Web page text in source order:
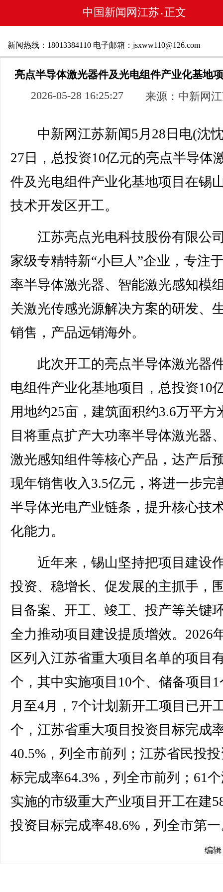
中国新闻网江苏 • 正文
新闻热线：18013384110 电子邮箱：jsxww110@126.com
亮点半导体激光器件及光电组件产业化基地
2026-05-28 16:25:27 来源：中新网
中新网江苏新闻5月28日电(沈
27日，总投资10亿元的亮点半导体
件及光电组件产业化基地项目在锡
技术开发区开工。
江苏亮点光电科技股份有限公
家级专精特新“小巨人”企业，专注
率半导体激光器、智能激光感知模
关激光传感光源解决方案的研发、
销售，产品远销海外。
此次开工的亮点半导体激光器
电组件产业化基地项目，总投资10
用地约25亩，建筑面积约3.6万平方
目将重点扩产大功率半导体激光器
激光感知组件等核心产品，达产后
现年销售收入3.5亿元，将进一步完
半导体光电产业链条，提升核心技
化能力。
近年来，锡山坚持把项目建设
投资、稳增长、促发展的主抓手，
目备案、开工、竣工、投产等关键
全力推动项目建设提质增效。2026
区列入江苏省重大项目名单的项目
个，其中实施项目10个、储备项目1
月至4月，7个计划新开工项目已开
个，江苏省重大项目投资目标完成
40.5%，列全市前列；江苏省民投
标完成率64.3%，列全市前列；61
实施的市级重大产业项目开工在建
投资目标完成率48.6%，列全市第
编